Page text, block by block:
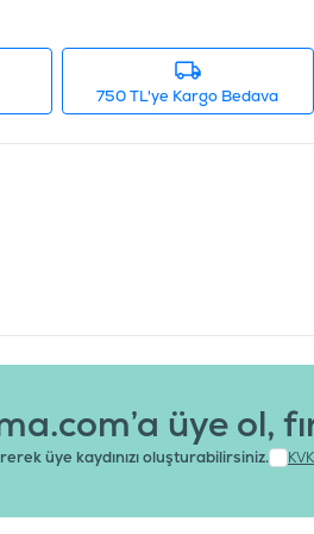
750 TL'ye Kargo Bedava
üye ol,
üye kaydınızı oluşturabilirsiniz.